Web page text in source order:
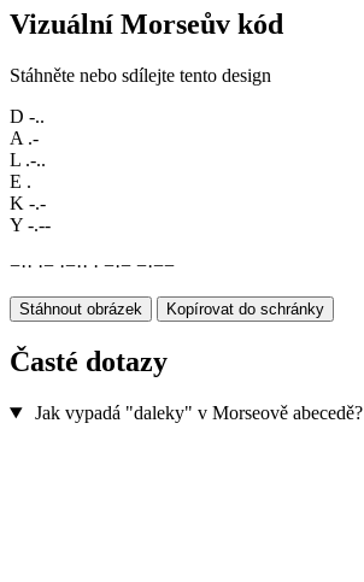
Vizuální Morseův kód
Stáhněte nebo sdílejte tento design
D -..
A .-
L .-..
E .
K -.-
Y -.--
−·· ·− ·−·· · −·− −·−−
Stáhnout obrázek Kopírovat do schránky
Časté dotazy
Jak vypadá "daleky" v Morseově abecedě?